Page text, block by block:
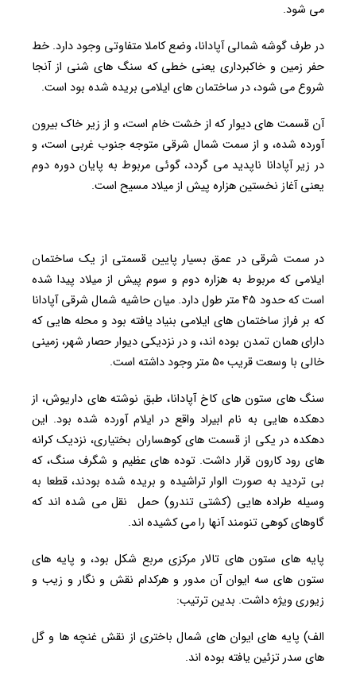
می شود.
در طرف گوشه شمالی آپادانا، وضع کاملا متفاوتی وجود دارد. خط
حفر زمین و خاکبرداری یعنی خطی که سنگ های شنی از آنجا
شروع می شود، در ساختمان های ایلامی بریده شده بود است.
آن قسمت های دیوار که از خشت خام است، و از زیر خاک بیرون
آورده شده، و از سمت شمال شرقی متوجه جنوب غربی است، و
در زیر آپادانا ناپدید می گردد، گوئی مربوط به پایان دوره دوم
یعنی آغاز نخستین هزاره پیش از میلاد مسیح است.
در سمت شرقی در عمق بسیار پایین قسمتی از یک ساختمان
ایلامی که مربوط به هزاره دوم و سوم پیش از میلاد پیدا شده
است که حدود ۴۵ متر طول دارد. میان حاشیه شمال شرقی آپادانا
که بر فراز ساختمان های ایلامی بنیاد یافته بود و محله هایی که
دارای همان تمدن بوده اند، و در نزدیکی دیوار حصار شهر، زمینی
خالی با وسعت قریب ۵۰ متر وجود داشته است.
سنگ های ستون های کاخ آپادانا، طبق نوشته های داریوش، از
دهکده هایی به نام ابیراد واقع در ایلام آورده شده بود. این
دهکده در یکی از قسمت های کوهساران بختیاری، نزدیک کرانه
های رود کارون قرار داشت. توده های عظیم و شگرف سنگ، که
بی تردید به صورت الوار تراشیده و بریده شده بودند، قطعا به
وسیله طراده هایی (کشتی تندرو) حمل نقل می شده اند که
گاوهای کوهی تنومند آنها را می کشیده اند.
پایه های ستون های تالار مرکزی مربع شکل بود، و پایه های
ستون های سه ایوان آن مدور و هرکدام نقش و نگار و زیب و
زیوری ویژه داشت. بدین ترتیب:
الف) پایه های ایوان های شمال باختری از نقش غنچه ها و گل
های سدر تزئین یافته بوده اند.